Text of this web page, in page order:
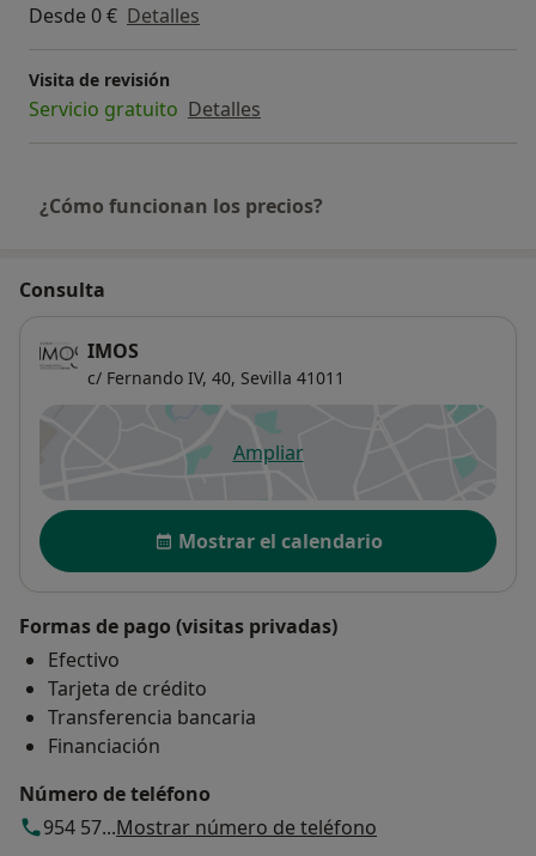
Desde 0 € Detalles
Visita de revisión
Servicio gratuito Detalles
¿Cómo funcionan los precios?
Consulta
IMOS
c/ Fernando IV, 40, Sevilla 41011
Ampliarse abre en una nueva
Disponibilidad
Mostrar el calendario
Formas de pago (visitas privadas)
Efectivo
Tarjeta de crédito
Transferencia bancaria
Financiación
Número de teléfono
954 57...Mostrar número de teléfono